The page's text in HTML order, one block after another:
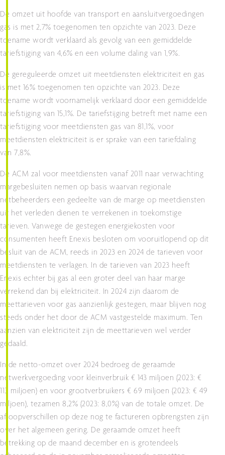
De omzet uit hoofde van transport en aansluitvergoedingen
gas is met 2,7% toegenomen ten opzichte van 2023. Deze
toename wordt verklaard als gevolg van een gemiddelde
tariefstijging van 4,6% en een volume daling van 1,9%.
De gereguleerde omzet uit meetdiensten elektriciteit en gas
is met 16% toegenomen ten opzichte van 2023. Deze
toename wordt voornamelijk verklaard door een gemiddelde
tariefstijging van 15,1%. De tariefstijging betreft met name een
tariefstijging voor meetdiensten gas van 81,1%, voor
meetdiensten elektriciteit is er sprake van een tariefdaling
van 7,8%.
De ACM zal voor meetdiensten vanaf 2011 naar verwachting
margebesluiten nemen op basis waarvan regionale
netbeheerders een gedeelte van de marge op meetdiensten
uit het verleden dienen te verrekenen in toekomstige
tarieven. Vanwege de gestegen energiekosten voor
consumenten heeft Enexis besloten om vooruitlopend op dit
besluit van de ACM, reeds in 2023 en 2024 de tarieven voor
meetdiensten te verlagen. In de tarieven van 2023 heeft
Enexis echter bij gas al een groter deel van haar marge
verrekend dan bij elektriciteit. In 2024 zijn daarom de
meettarieven voor gas aanzienlijk gestegen, maar blijven nog
steeds onder het door de ACM vastgestelde maximum. Ten
aanzien van elektriciteit zijn de meettarieven wel verder
gedaald.
In de netto-omzet over 2024 bedroeg de geraamde
netwerkvergoeding voor kleinverbruik € 143 miljoen (2023: €
113 miljoen) en voor grootverbruikers € 69 miljoen (2023: € 49
miljoen), tezamen 8,2% (2023: 8,0%) van de totale omzet. De
afloopverschillen op deze nog te factureren opbrengsten zijn
over het algemeen gering. De geraamde omzet heeft
betrekking op de maand december en is grotendeels